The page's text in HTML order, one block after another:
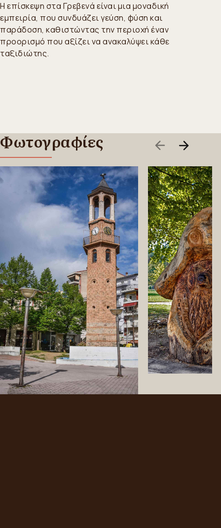
Η επίσκεψη στα Γρεβενά είναι μια μοναδική
εμπειρία, που συνδυάζει γεύση, φύση και
παράδοση, καθιστώντας την περιοχή έναν
προορισμό που αξίζει να ανακαλύψει κάθε
ταξιδιώτης.
Φωτογραφίες